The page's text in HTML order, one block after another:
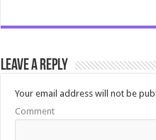
Leave a Reply
Your email address will not be
Comment